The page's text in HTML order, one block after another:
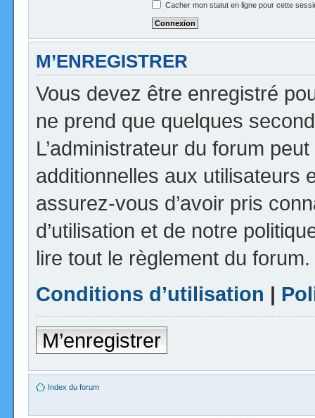
Cacher mon statut en ligne pour cette
M’ENREGISTRER
Vous devez être enregistré
ne prend que quelques
L’administrateur du forum
additionnelles aux utilisateurs
assurez-vous d’avoir pris
d’utilisation et de notre
lire tout le règlement du forum.
Conditions d’utilisation |
M’enregistrer
Index du forum